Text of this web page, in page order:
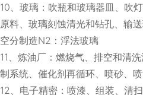
10、玻璃：吹瓶和玻璃器皿、吹
原料、玻璃刻蚀清光和钻孔、输
空分制造N2：浮法玻璃
11、炼油厂：燃烧气、排空和清
制系统、催化剂再循环、喷砂、
12、电子精密：喷漆、组装、清